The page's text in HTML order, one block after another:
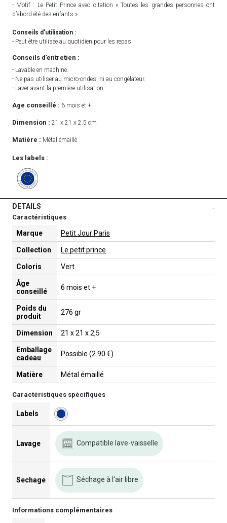
- Motif : Le Petit Prince avec citation « Toutes les grandes personnes ont
d’abord été des enfants ».
Conseils d'utilisation :
- Peut être utilisée au quotidien pour les repas.
Conseils d’entretien :
- Lavable en machine.
- Ne pas utiliser au micro-ondes, ni au congélateur.
- Laver avant la première utilisation.
Age conseillé : 6 mois et +
Dimension : 21 x 21 x 2.5 cm
Matière : Métal émaillé
Les labels :
DETAILS -
Caractéristiques
Marque Petit Jour Paris
Collection Le petit prince
Coloris Vert
Âge
conseillé
6 mois et +
Poids du
produit
276 gr
Dimension 21 x 21 x 2,5
Emballage
cadeau
Possible (2.90 €)
Matière Métal émaillé
Caractéristiques spécifiques
Labels
Lavage Compatible lave-vaisselle
Sechage Séchage à l'air libre
Informations complémentaires